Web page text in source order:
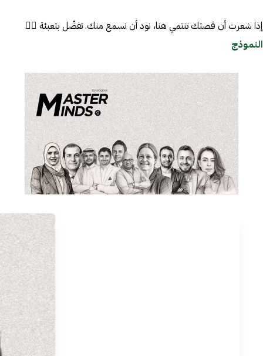
إذا شعرت أن قصتك تنتمي هنا، نود أن نسمع منك. تفضّل بتعبئة 👈🏼
النموذج